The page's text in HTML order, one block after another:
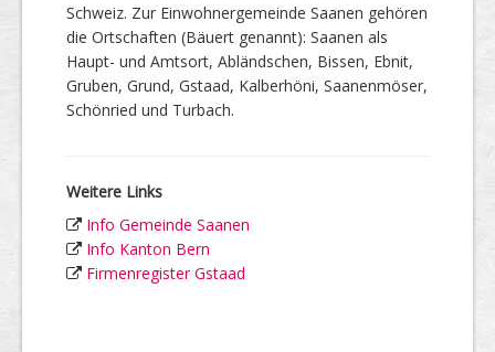
Schweiz. Zur Einwohnergemeinde Saanen gehören
die Ortschaften (Bäuert genannt): Saanen als
Haupt- und Amtsort, Abländschen, Bissen, Ebnit,
Gruben, Grund, Gstaad, Kalberhöni, Saanenmöser,
Schönried und Turbach.
Weitere Links
Info Gemeinde Saanen
Info Kanton Bern
Firmenregister Gstaad